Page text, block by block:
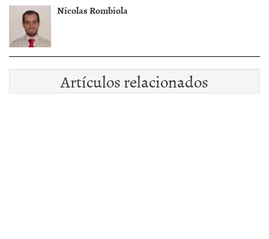
Nicolas Rombiola
Artículos relacionados